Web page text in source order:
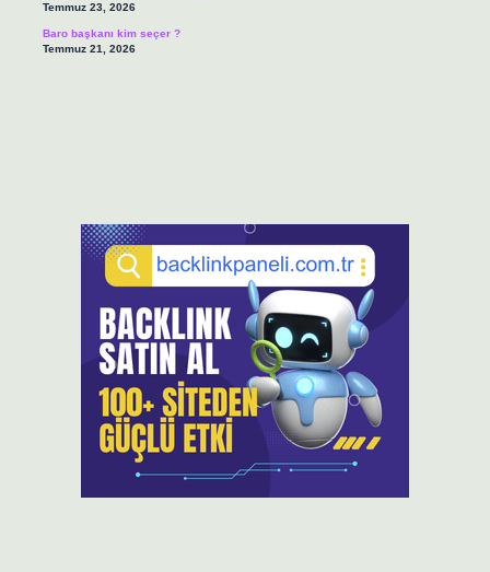
Temmuz 23, 2026
Baro başkanı kim seçer ?
Temmuz 21, 2026